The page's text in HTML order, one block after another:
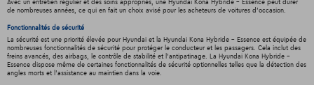
Avec un entretien régulier et des soins appropriés, une Hyundai Kona Hybride - Essence peut durer
de nombreuses années, ce qui en fait un choix avisé pour les acheteurs de voitures d'occasion.
Fonctionnalités de sécurité
La sécurité est une priorité élevée pour Hyundai et la Hyundai Kona Hybride - Essence est équipée de
nombreuses fonctionnalités de sécurité pour protéger le conducteur et les passagers. Cela inclut des
freins avancés, des airbags, le contrôle de stabilité et l'antipatinage. La Hyundai Kona Hybride -
Essence dispose même de certaines fonctionnalités de sécurité optionnelles telles que la détection des
angles morts et l'assistance au maintien dans la voie.